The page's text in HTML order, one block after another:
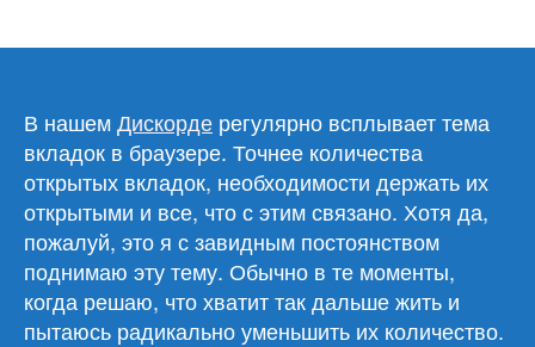
В нашемДискорде регулярно всплывает тема
вкладок в браузере. Точнее количества
открытых вкладок, необходимости держать их
открытыми и все, что с этим связано. Хотя да,
пожалуй, это я с завидным постоянством
поднимаю эту тему. Обычно в те моменты,
когда решаю, что хватит так дальше жить и
пытаюсь радикально уменьшить их количество.